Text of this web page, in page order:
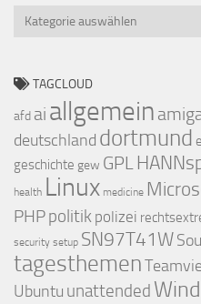
TAGCLOUD
afd ai allgemein
deutschland dortmund
geschichte gew GPL
health Linux medicine
PHPpolitik polizei
security setup SN97T41W
tagesthemen
Ubuntu unattended